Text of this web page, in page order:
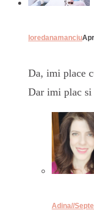
loredanamanciu
Da, imi place
Dar imi plac si
Adina//